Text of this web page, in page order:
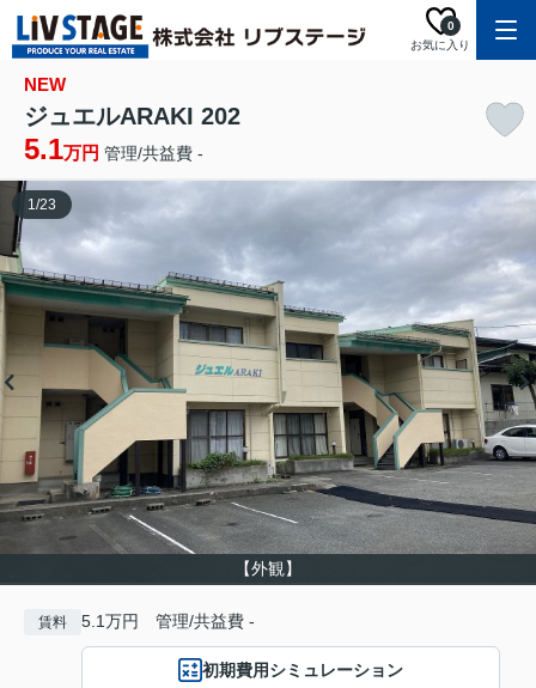
お気に入り
0
NEW
ジュエルARAKI 202
5.1万円 管理/共益費 -
【外観】
1/23
賃料 5.1万円 管理/共益費 -
初期費用シミュレーション